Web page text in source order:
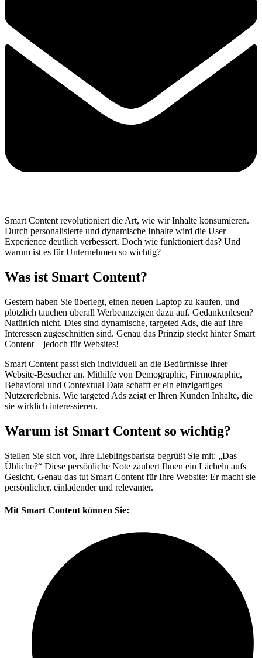
Smart Content revolutioniert die Art, wie wir Inhalte konsumieren.
Durch personalisierte und dynamische Inhalte wird die User
Experience deutlich verbessert. Doch wie funktioniert das? Und
warum ist es für Unternehmen so wichtig?
Was ist Smart Content?
Gestern haben Sie überlegt, einen neuen Laptop zu kaufen, und
plötzlich tauchen überall Werbeanzeigen dazu auf. Gedankenlesen?
Natürlich nicht. Dies sind dynamische, targeted Ads, die auf Ihre
Interessen zugeschnitten sind. Genau das Prinzip steckt hinter Smart
Content – jedoch für Websites!
Smart Content passt sich individuell an die Bedürfnisse Ihrer
Website-Besucher an. Mithilfe von Demographic, Firmographic,
Behavioral und Contextual Data schafft er ein einzigartiges
Nutzererlebnis. Wie targeted Ads zeigt er Ihren Kunden Inhalte, die
sie wirklich interessieren.
Warum ist Smart Content so wichtig?
Stellen Sie sich vor, Ihre Lieblingsbarista begrüßt Sie mit: „Das
Übliche?“ Diese persönliche Note zaubert Ihnen ein Lächeln aufs
Gesicht. Genau das tut Smart Content für Ihre Website: Er macht sie
persönlicher, einladender und relevanter.
Mit Smart Content können Sie: